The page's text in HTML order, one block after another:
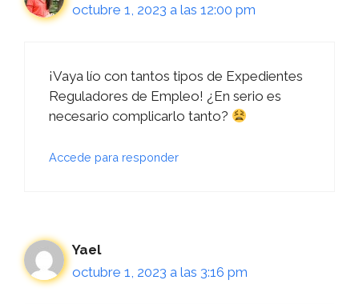
octubre 1, 2023 a las 12:00 pm
¡Vaya lío con tantos tipos de Expedientes
Reguladores de Empleo! ¿En serio es
necesario complicarlo tanto?
Accede para responder
Yael
octubre 1, 2023 a las 3:16 pm